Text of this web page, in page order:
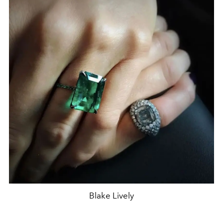
Blake Lively